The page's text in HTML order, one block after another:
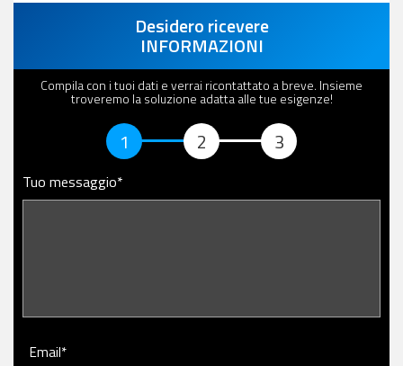
Desidero ricevere
INFORMAZIONI
Compila con i tuoi dati e verrai ricontattato a breve. Insieme
troveremo la soluzione adatta alle tue esigenze!
1 2 3
Tuo messaggio*
Email*